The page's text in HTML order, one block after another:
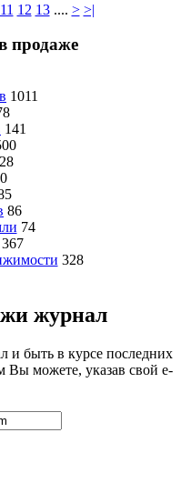
11 12 13.... > >|
продаже
1011
141
86
74
367
328
журнал
быть в курсе последних
Вы можете, указав свой e-